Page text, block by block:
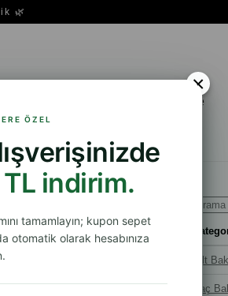
🌿
Cilt İhtiyacına Göre
Cilt
Saç
×
ÖZEL
indirim.
tamamlayın; kupon sepet
otomatik olarak hesabınıza